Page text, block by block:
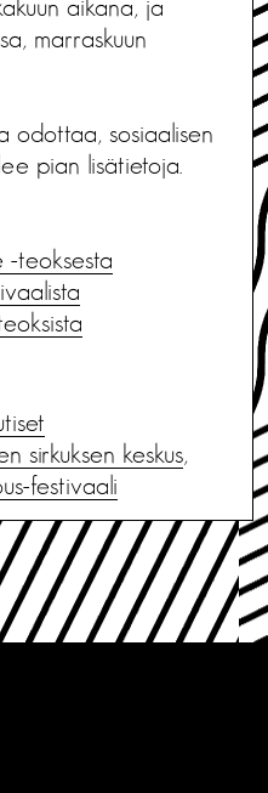
aikana, ja
marraskuun
odottaa, sosiaalisen
pian lisätietoja.
-teoksesta
sirkuksen keskus,
festivaali